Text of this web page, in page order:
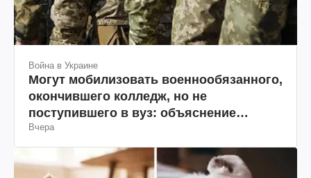
Война в Украине
Могут мобилизовать военнообязанного,
окончившего колледж, но не
поступившего в вуз: объяснение
юриста
Вчера